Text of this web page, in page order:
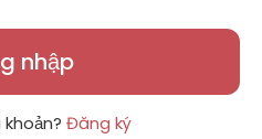
nhập
Đăng ký